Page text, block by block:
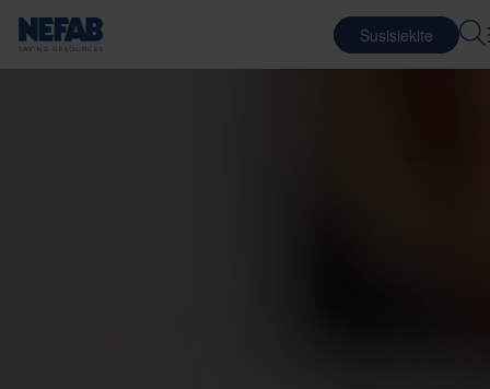
Susisiekite